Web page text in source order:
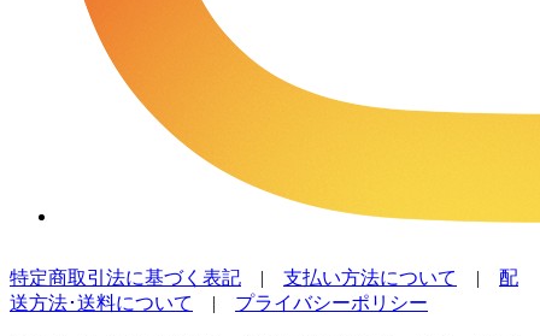
特定商取引法に基づく表記 | 支払い方法について | 配
送方法･送料について
| プライバシーポリシー